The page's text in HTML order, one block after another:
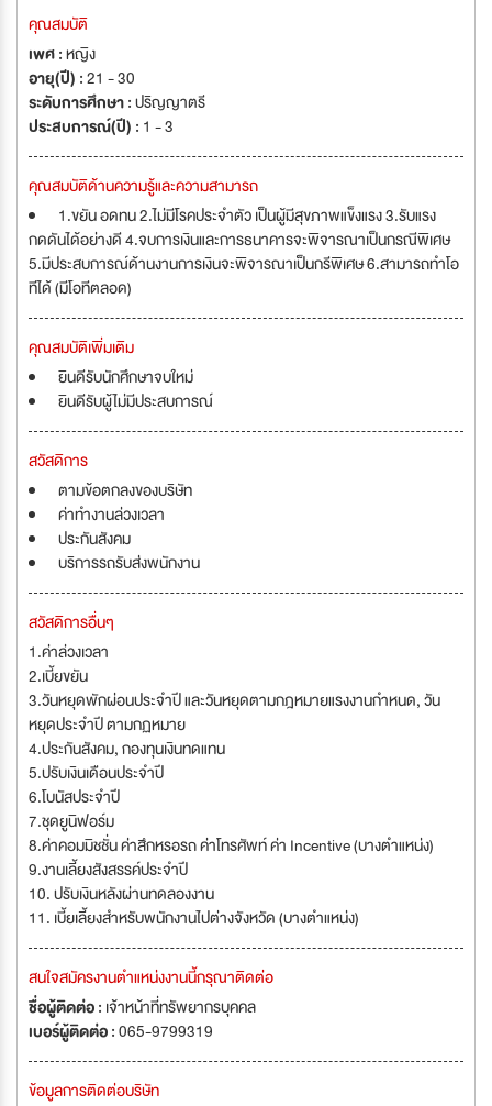
คุณสมบัติ
เพศ :หญิง
อายุ(ปี) :21 - 30
ระดับการศึกษา :ปริญญาตรี
ประสบการณ์(ปี) : 1 - 3
คุณสมบัติด้านความรู้และความสามารถ
1.ขยัน อดทน 2.ไม่มีโรคประจำตัว เป็นผู้มีสุขภาพแข็งแรง 3.รับแรง
กดดันได้อย่างดี 4.จบการเงินและการธนาคารจะพิจารณาเป็นกรณีพิเศษ
5.มีประสบการณ์ด้านงานการเงินจะพิจารณาเป็นกรีพิเศษ 6.สามารถทำโอ
ทีได้ (มีโอทีตลอด)
คุณสมบัติเพิ่มเติม
ยินดีรับนักศึกษาจบใหม่
ยินดีรับผู้ไม่มีประสบการณ์
สวัสดิการ
ตามข้อตกลงของบริษัท
ค่าทำงานล่วงเวลา
ประกันสังคม
บริการรถรับส่งพนักงาน
สวัสดิการอื่นๆ
1.ค่าล่วงเวลา
2.เบี้ยขยัน
3.วันหยุดพักผ่อนประจำปี และวันหยุดตามกฎหมายแรงงานกำหนด, วัน
หยุดประจำปี ตามกฏหมาย
4.ประกันสังคม, กองทุนเงินทดแทน
5.ปรับเงินเดือนประจำปี
6.โบนัสประจำปี
7.ชุดยูนิฟอร์ม
8.ค่าคอมมิชชั่น ค่าสึกหรอรถ ค่าโทรศัพท์ ค่า Incentive (บางตำแหน่ง)
9.งานเลี้ยงสังสรรค์ประจำปี
10. ปรับเงินหลังผ่านทดลองงาน
11. เบี้ยเลี้ยงสำหรับพนักงานไปต่างจังหวัด (บางตำแหน่ง)
สนใจสมัครงานตำแหน่งงานนี้กรุณาติดต่อ
ชื่อผู้ติดต่อ : เจ้าหน้าที่ทรัพยากรบุคคล
เบอร์ผู้ติดต่อ :065-9799319
ข้อมูลการติดต่อบริษัท